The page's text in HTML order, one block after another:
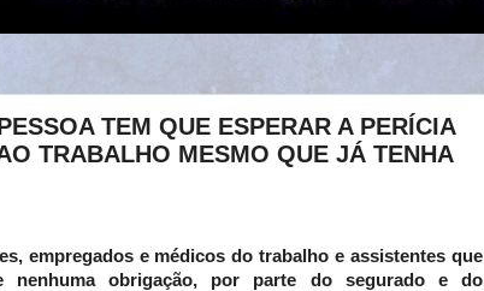
TEM QUE ESPERAR A PERÍCIA
TRABALHO MESMO QUE JÁ TENHA
empregados e médicos do trabalho e assistentes que
nenhuma obrigação, por parte do segurado e do